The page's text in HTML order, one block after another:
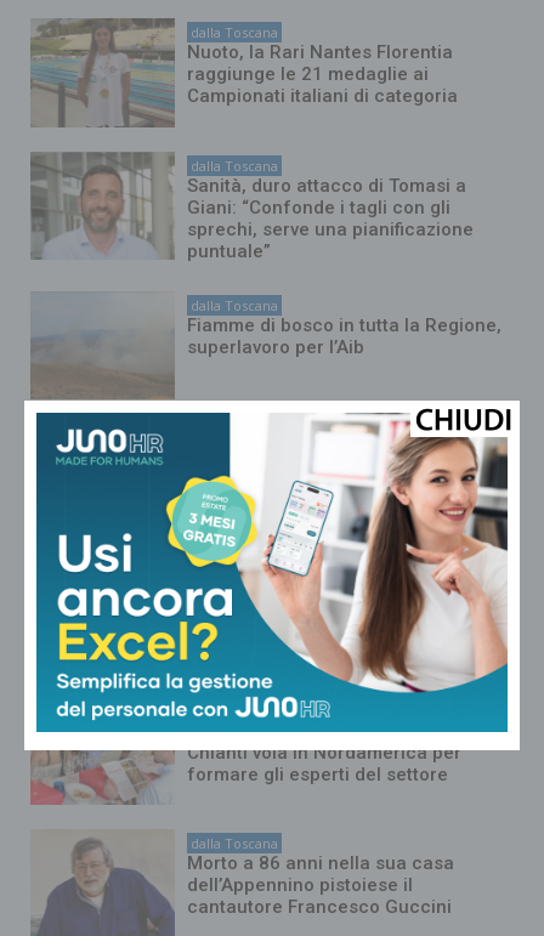
dalla Toscana
Nuoto, la Rari Nantes Florentia
raggiunge le 21 medaglie ai
Campionati italiani di categoria
dalla Toscana
Sanità, duro attacco di Tomasi a
Giani: “Confonde i tagli con gli
sprechi, serve una pianificazione
puntuale”
dalla Toscana
Fiamme di bosco in tutta la Regione,
superlavoro per l’Aib
Conte in commissione Covid:
“Scavate pure, non troverete niente
di illecito su di me. Meloni mi diede
del criminale”
dalla Toscana
La composizione dei gironi di Serie D:
tutti i derby regionali del Girone E e le
avversarie di Pistoiese e Pontedera
dalla Toscana
Il Sangiovese in Canada: il Consorzio
Chianti vola in Nordamerica per
formare gli esperti del settore
dalla Toscana
Morto a 86 anni nella sua casa
dell’Appennino pistoiese il
cantautore Francesco Guccini